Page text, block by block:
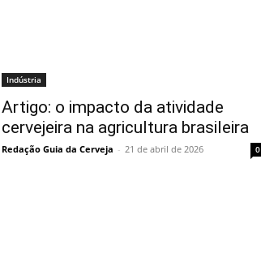
Indústria
Artigo: o impacto da atividade
cervejeira na agricultura brasileira
Redação Guia da Cerveja - 21 de abril de 2026 0